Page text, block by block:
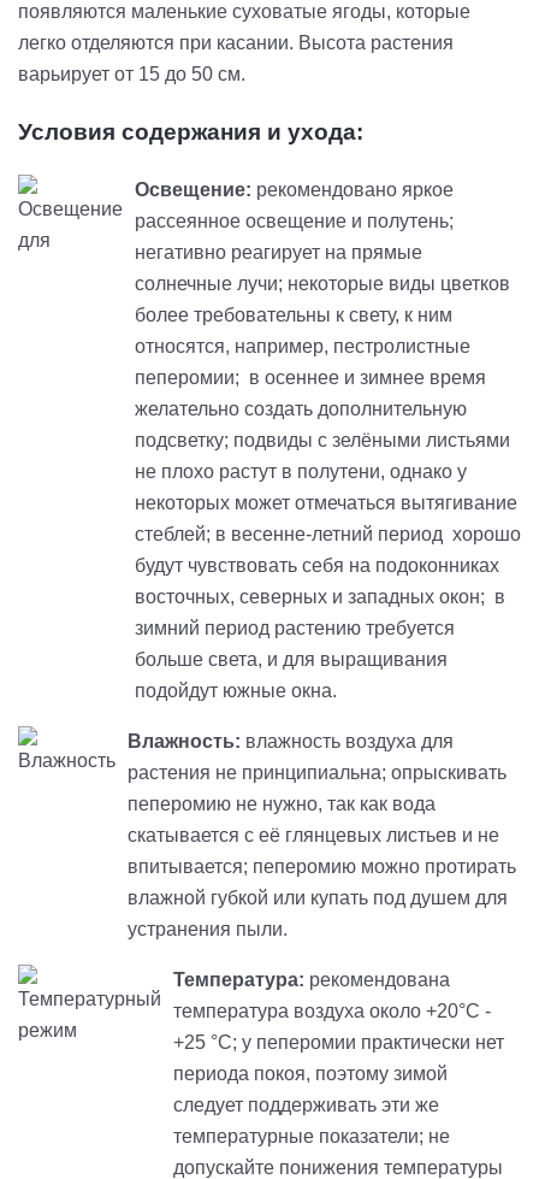
появляются маленькие суховатые ягоды, которые
легко отделяются при касании. Высота растения
варьирует от 15 до 50 см.
Условия содержания и ухода:
Освещение: рекомендовано яркое
рассеянное освещение и полутень;
негативно реагирует на прямые
солнечные лучи; некоторые виды цветков
более требовательны к свету, к ним
относятся, например, пестролистные
пеперомии; в осеннее и зимнее время
желательно создать дополнительную
подсветку; подвиды с зелёными листьями
не плохо растут в полутени, однако у
некоторых может отмечаться вытягивание
стеблей; в весенне-летний период хорошо
будут чувствовать себя на подоконниках
восточных, северных и западных окон; в
зимний период растению требуется
больше света, и для выращивания
подойдут южные окна.
Влажность: влажность воздуха для
растения не принципиальна; опрыскивать
пеперомию не нужно, так как вода
скатывается с её глянцевых листьев и не
впитывается; пеперомию можно протирать
влажной губкой или купать под душем для
устранения пыли.
Температура: рекомендована
температура воздуха около +20°С -
+25 °С; у пеперомии практически нет
периода покоя, поэтому зимой
следует поддерживать эти же
температурные показатели; не
допускайте понижения температуры